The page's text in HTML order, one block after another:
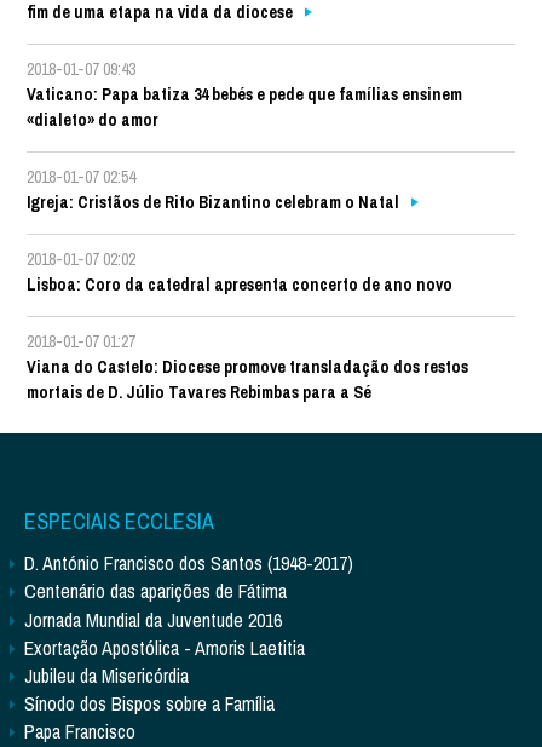
fim de uma etapa na vida da diocese
2018-01-07 09:43
Vaticano: Papa batiza 34 bebés e pede que famílias ensinem
«dialeto» do amor
2018-01-07 02:54
Igreja: Cristãos de Rito Bizantino celebram o Natal
2018-01-07 02:02
Lisboa: Coro da catedral apresenta concerto de ano novo
2018-01-07 01:27
Viana do Castelo: Diocese promove transladação dos restos
mortais de D. Júlio Tavares Rebimbas para a Sé
ESPECIAIS ECCLESIA
D. António Francisco dos Santos (1948-2017)
Centenário das aparições de Fátima
Jornada Mundial da Juventude 2016
Exortação Apostólica - Amoris Laetitia
Jubileu da Misericórdia
Sínodo dos Bispos sobre a Família
Papa Francisco